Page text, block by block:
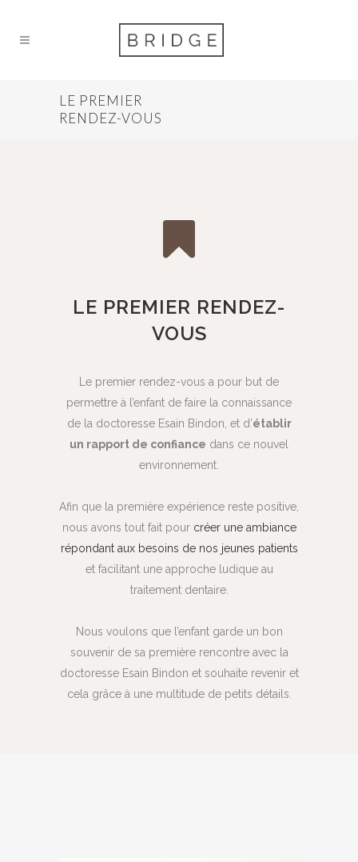
LE PREMIER
RENDEZ-VOUS
LE PREMIER RENDEZ-
VOUS
Le premier rendez-vous a pour but de
permettre à l’enfant de faire la connaissance
de la doctoresse Esain Bindon, et d’établir
un rapport de confiance dans ce nouvel
environnement.
Afin que la première expérience reste positive,
nous avons tout fait pour créer une ambiance
répondant aux besoins de nos jeunes patients
et facilitant une approche ludique au
traitement dentaire.
Nous voulons que l’enfant garde un bon
souvenir de sa première rencontre avec la
doctoresse Esain Bindon et souhaite revenir et
cela grâce à une multitude de petits détails.